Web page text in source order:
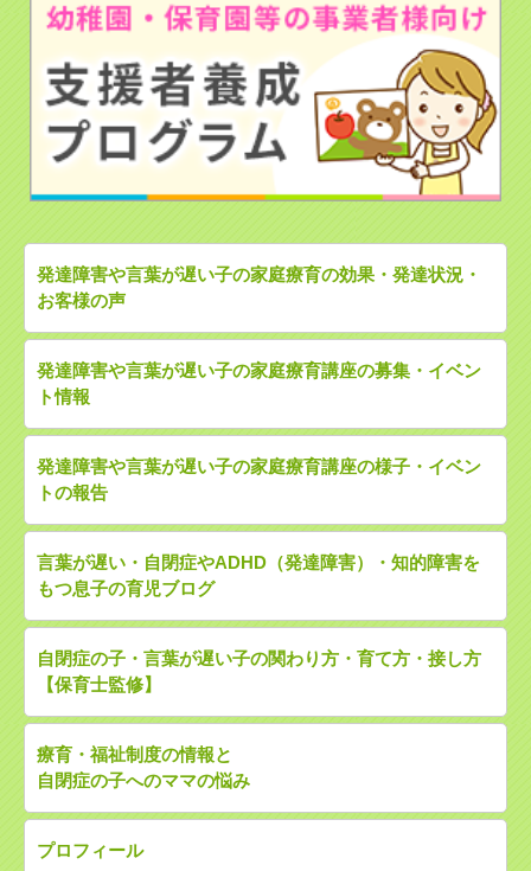
発達障害や言葉が遅い子の家庭療育の効果・発達状況・
お客様の声
発達障害や言葉が遅い子の家庭療育講座の募集・イベン
ト情報
発達障害や言葉が遅い子の家庭療育講座の様子・イベン
トの報告
言葉が遅い・自閉症やADHD（発達障害）・知的障害を
もつ息子の育児ブログ
自閉症の子・言葉が遅い子の関わり方・育て方・接し方
【保育士監修】
療育・福祉制度の情報と
自閉症の子へのママの悩み
プロフィール